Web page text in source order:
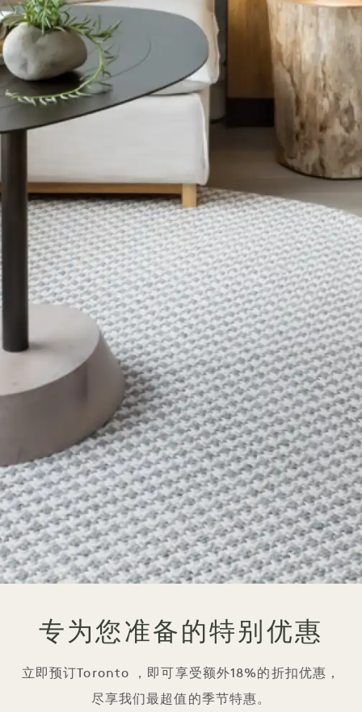
专为您准备的特别优惠
立即预订Toronto ，即可享受额外18%的折扣优惠，
尽享我们最超值的季节特惠。